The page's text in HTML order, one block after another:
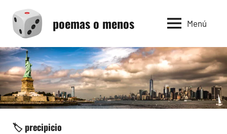
contenido
poemas o menos Menú
🏷️ precipicio